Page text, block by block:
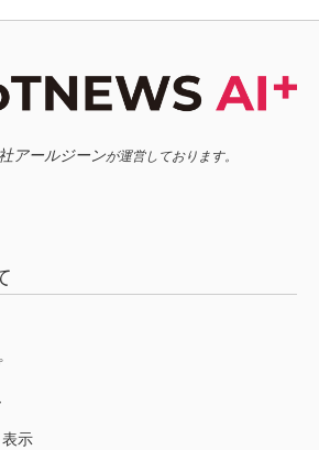
アールジーンが運営しております。
示